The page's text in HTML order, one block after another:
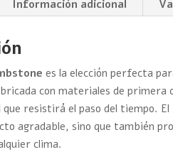
Información adicional
es la elección perfecta
con materiales de primera
que resistirá el paso del tiempo.
agradable, sino que también
clima.